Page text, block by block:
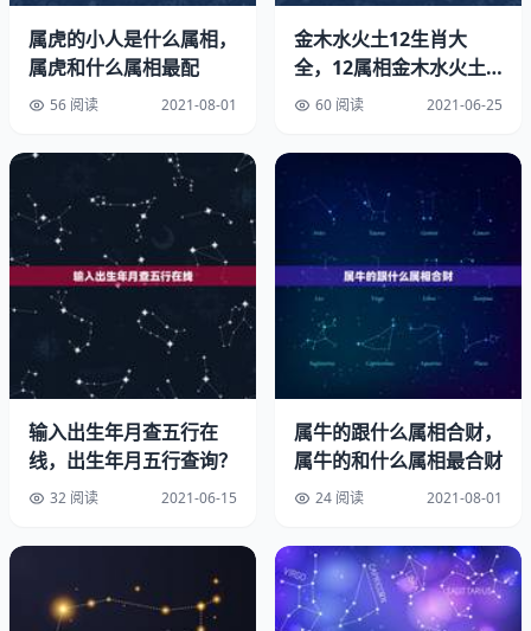
财运运势
属兔人财运指数2021年属兔人运势运程每月运程。
一些收入，就会合理的安排，所以这个年龄段的属兔人，几
乎很少乱花钱，身边也从来不缺钱。年属兔人的这种优点依
然会被放大，在职场上风光的同时，也会有不少进账，不过
项目里，比如买房等等，今后会不错的回报。另外，属兔人
这一年偏门财方面的财运比较旺盛，平时可以买买，可能会
小有收获，不过不宜在这方面花大手笔，毕竟不够安全。属
属虎的小人是什么属相，
属虎和什么属相最配
56 阅读 2021-08-01
金木水火土12生肖大
全，12属相金木水火土
对照表
60 阅读 2021-06-25
输入出生年月查五行在
线，出生年月五行查询？
32 阅读 2021-06-15
属牛的跟什么属相合财，
属牛的和什么属相最合财
24 阅读 2021-08-01